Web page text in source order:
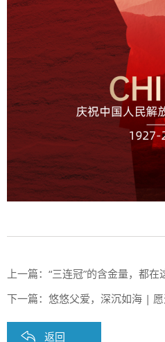
上一篇： “三连冠”的含金量，都
下一篇： 悠悠父爱，深沉如海 |
返回